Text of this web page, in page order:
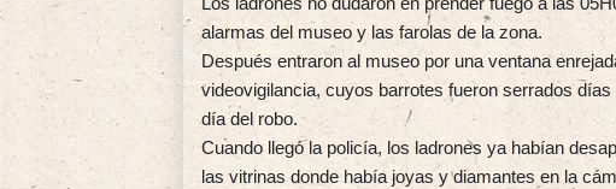
alarmas del museo y las farolas de la zona.
Después entraron al museo por una ventana
videovigilancia, cuyos barrotes fueron serrados
día del robo.
Cuando llegó la policía, los ladrones ya habían
las vitrinas donde había joyas y diamantes en la